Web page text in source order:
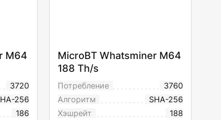
M64
3720
256
186
MicroBT Whatsminer M64
188 Th/s
Потребление
3760
Алгоритм
SHA-256
Хэшрейт
188